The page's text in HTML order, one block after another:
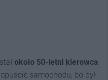
około 50-letni kierowca
samochodu, bo był